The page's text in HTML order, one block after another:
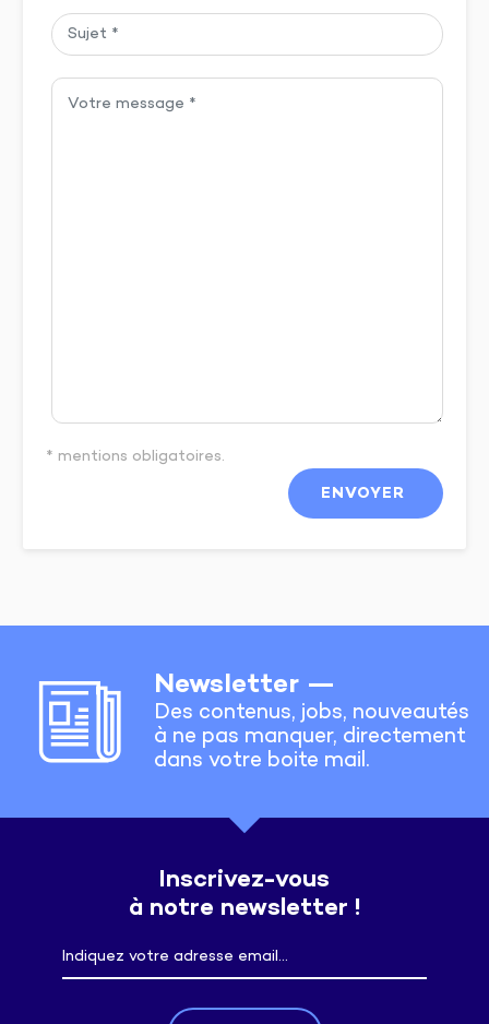
* mentions obligatoires.
Newsletter —
Des contenus, jobs, nouveautés
à ne pas manquer, directement
dans votre boite mail.
Inscrivez-vous
à notre newsletter !